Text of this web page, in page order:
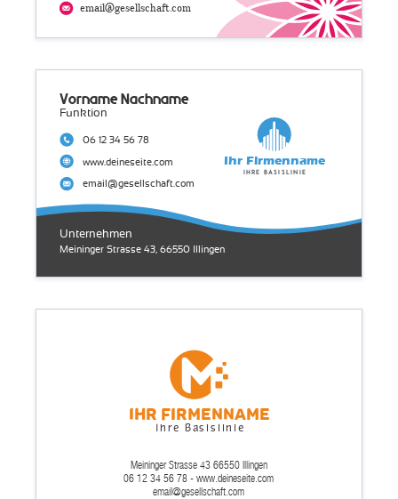
email@gesellschaft.com
Meininger Strasse 43, 66550 Illingen
Unternehmen
www.deineseite.com
email@gesellschaft.com
06 12 34 56 78
Funktion
Ihr Firmenname
Ihre Basislinie
Vorname Nachname
Ihr Firmenname
Ihre Basislinie
email@gesellschaft.com
06 12 34 56 78 - www.deineseite.com
Meininger Strasse 43 66550 Illingen